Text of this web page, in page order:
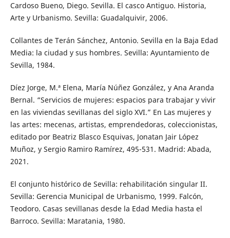
Cardoso Bueno, Diego. Sevilla. El casco Antiguo. Historia,
Arte y Urbanismo. Sevilla: Guadalquivir, 2006.
Collantes de Terán Sánchez, Antonio. Sevilla en la Baja Edad
Media: la ciudad y sus hombres. Sevilla: Ayuntamiento de
Sevilla, 1984.
Díez Jorge, M.ª Elena, María Núñez González, y Ana Aranda
Bernal. “Servicios de mujeres: espacios para trabajar y vivir
en las viviendas sevillanas del siglo XVI.” En Las mujeres y
las artes: mecenas, artistas, emprendedoras, coleccionistas,
editado por Beatriz Blasco Esquivas, Jonatan Jair López
Muñoz, y Sergio Ramiro Ramírez, 495-531. Madrid: Abada,
2021.
El conjunto histórico de Sevilla: rehabilitación singular II.
Sevilla: Gerencia Municipal de Urbanismo, 1999. Falcón,
Teodoro. Casas sevillanas desde la Edad Media hasta el
Barroco. Sevilla: Maratania, 1980.